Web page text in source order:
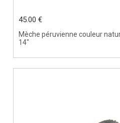
Mèche péruvienne couleur
14"
45.00 €